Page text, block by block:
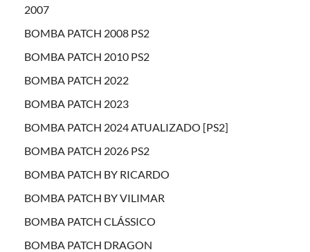
2007
BOMBA PATCH 2008 PS2
BOMBA PATCH 2010 PS2
BOMBA PATCH 2022
BOMBA PATCH 2023
BOMBA PATCH 2024 ATUALIZADO [PS2]
BOMBA PATCH 2026 PS2
BOMBA PATCH BY RICARDO
BOMBA PATCH BY VILIMAR
BOMBA PATCH CLÁSSICO
BOMBA PATCH DRAGON